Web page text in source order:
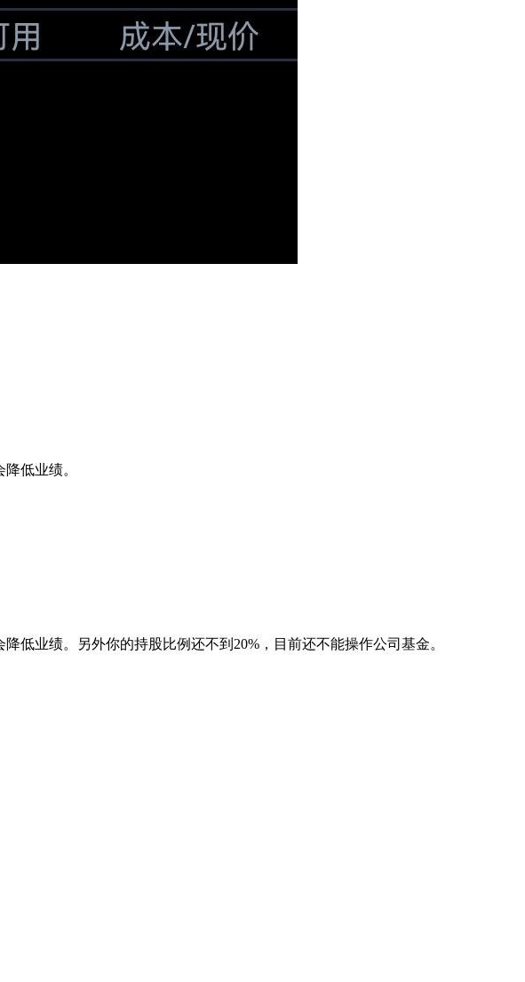
低业绩。
低业绩。另外你的持股比例还不到20%，目前还不能操作公司基金。